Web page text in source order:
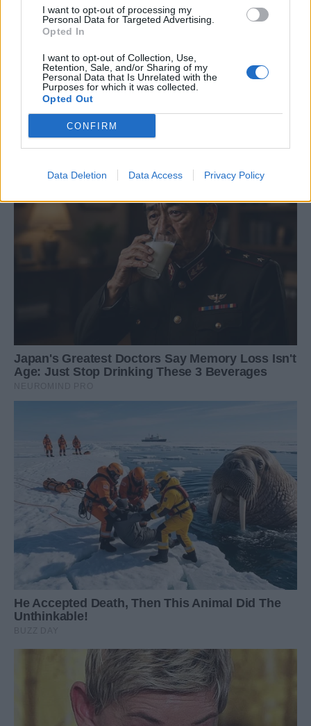
I want to opt-out of processing my
Personal Data for Targeted Advertising.
Opted In
I want to opt-out of Collection, Use,
Retention, Sale, and/or Sharing of my
Personal Data that Is Unrelated with the
Purposes for which it was collected.
Opted Out
CONFIRM
Data Deletion Data Access Privacy Policy